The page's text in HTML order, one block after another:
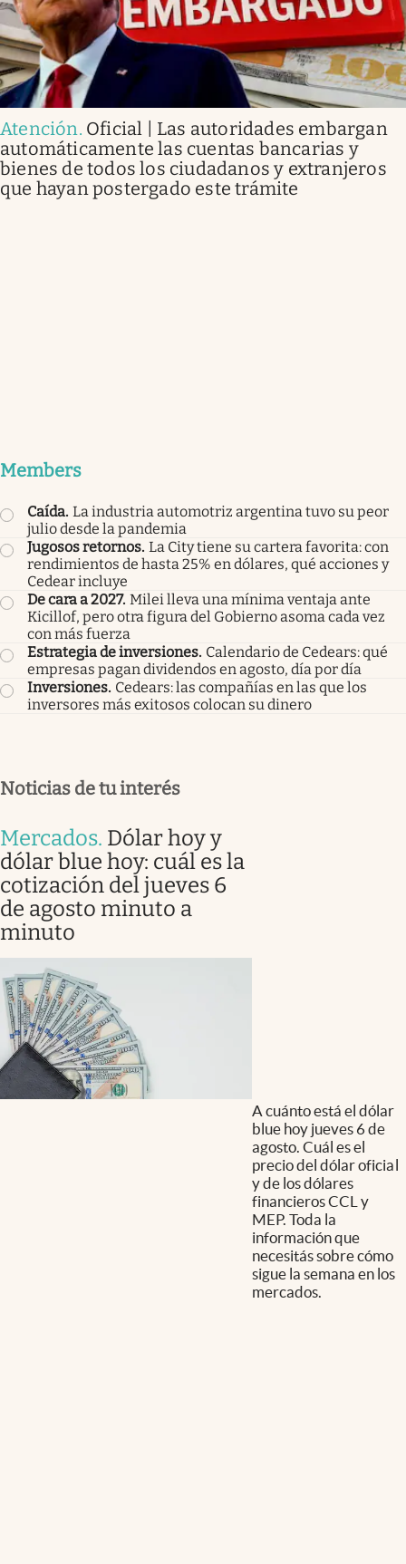
Atención. Oficial | Las autoridades embargan
automáticamente las cuentas bancarias y
bienes de todos los ciudadanos y extranjeros
que hayan postergado este trámite
Members
Caída. La industria automotriz argentina tuvo su peor
julio desde la pandemia
Jugosos retornos. La City tiene su cartera favorita: con
rendimientos de hasta 25% en dólares, qué acciones y
Cedear incluye
De cara a 2027. Milei lleva una mínima ventaja ante
Kicillof, pero otra figura del Gobierno asoma cada vez
con más fuerza
Estrategia de inversiones. Calendario de Cedears: qué
empresas pagan dividendos en agosto, día por día
Inversiones. Cedears: las compañías en las que los
inversores más exitosos colocan su dinero
Noticias de tu interés
Mercados. Dólar hoy y
dólar blue hoy: cuál es la
cotización del jueves 6
de agosto minuto a
minuto
A cuánto está el dólar
blue hoy jueves 6 de
agosto. Cuál es el
precio del dólar oficial
y de los dólares
financieros CCL y
MEP. Toda la
información que
necesitás sobre cómo
sigue la semana en los
mercados.